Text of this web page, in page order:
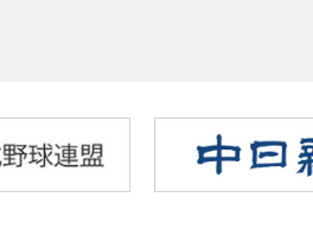
屋市予選大会「小学生の部」と「
市予選大会「小学生の部」と「
ました。